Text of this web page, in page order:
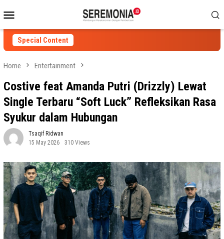
to
contentMenu
Special Content
Home Entertainment
Costive feat Amanda Putri (Drizzly) Lewat
Single Terbaru “Soft Luck” Refleksikan Rasa
Syukur dalam Hubungan
Tsaqif Ridwan
15 May 2026
310 Views